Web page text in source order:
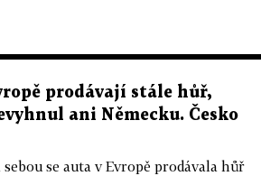
prodávají stále hůř,
ani Německu. Česko
se auta v Evropě prodávala hůř